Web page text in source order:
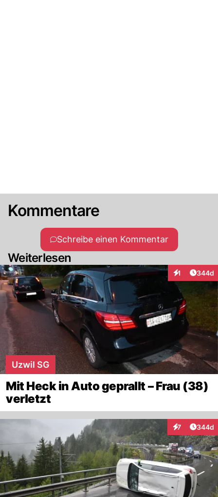
Kommentare
Schreibe einen Kommentar
Weiterlesen
1
Interaktionen
344d
Uzwil SG
Mit Heck in Auto geprallt – Frau (38)
verletzt
7
Interaktionen
344d